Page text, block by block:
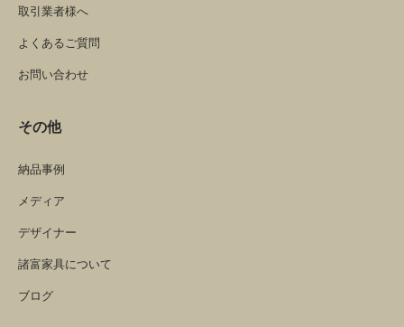
取引業者様へ
よくあるご質問
お問い合わせ
その他
納品事例
メディア
デザイナー
諸富家具について
ブログ